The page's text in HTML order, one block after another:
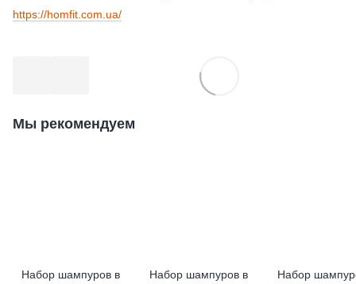
https://homfit.com.ua/
Мы рекомендуем
Набор шампуров в
Набор шампуров в
Набор